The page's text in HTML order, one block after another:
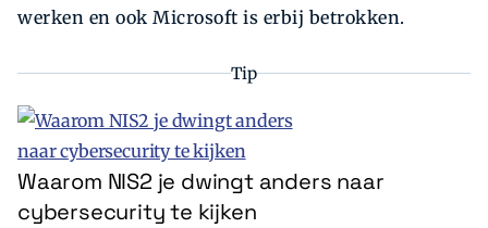
werken en ook Microsoft is erbij betrokken.
Tip
Waarom NIS2 je dwingt anders naar
cybersecurity te kijken